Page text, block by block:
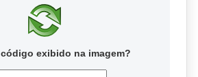
exibido na imagem?